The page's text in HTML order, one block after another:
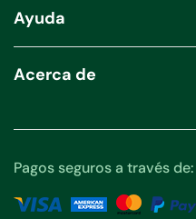
Ayuda
Acerca de
Pagos seguros a través de: